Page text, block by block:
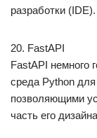
разработки (IDE).
20. FastAPI
FastAPI немного
среда Python
позволяющими
часть его